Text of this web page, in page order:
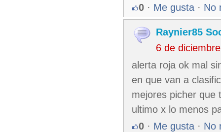
0 · Me gusta · No
Raynier85
6 de
alerta roja ok mal
en que van a
mejores picher que
ultimo x lo menos
0 · Me gusta · No